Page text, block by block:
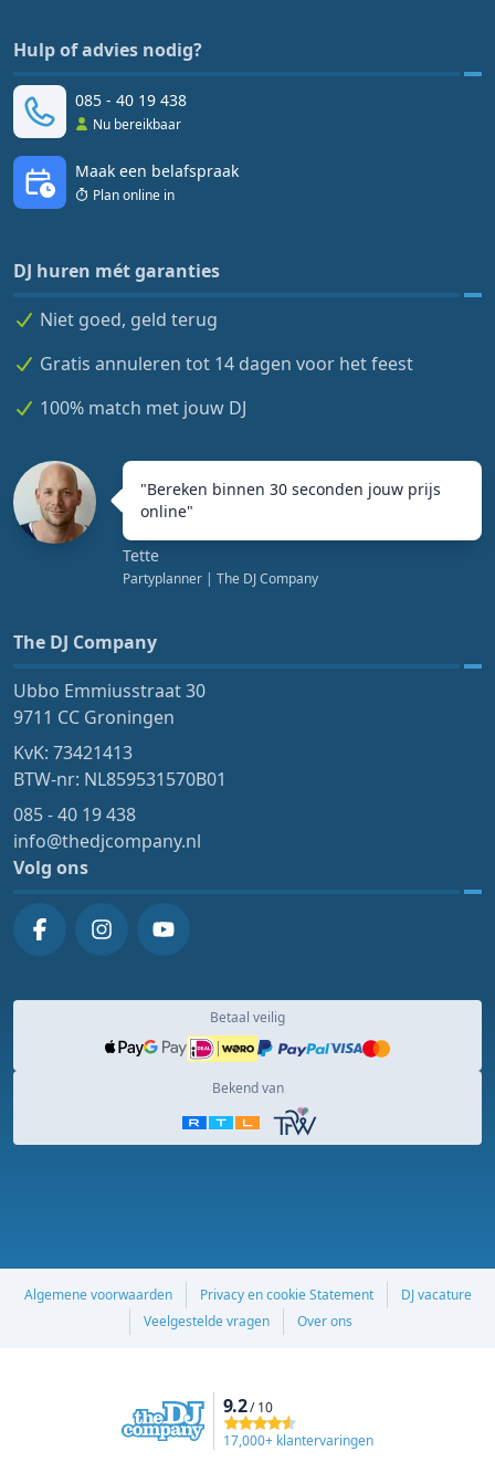
Hulp of advies nodig?
085 - 40 19 438
Nu bereikbaar
Maak een belafspraak
Plan online in
DJ huren mét garanties
Niet goed, geld terug
Gratis annuleren tot 14 dagen voor het feest
100% match met jouw DJ
"Bereken binnen 30 seconden jouw prijs
online"
Tette
Partyplanner | The DJ Company
The DJ Company
Ubbo Emmiusstraat 30
9711 CC Groningen
KvK: 73421413
BTW-nr: NL859531570B01
085 - 40 19 438
info@thedjcompany.nl
Volg ons
Betaal veilig
Bekend van
Algemene voorwaarden Privacy en cookie Statement
DJ vacature
Veelgestelde vragen
Over ons
9.2/ 10
17,000+ klantervaringen